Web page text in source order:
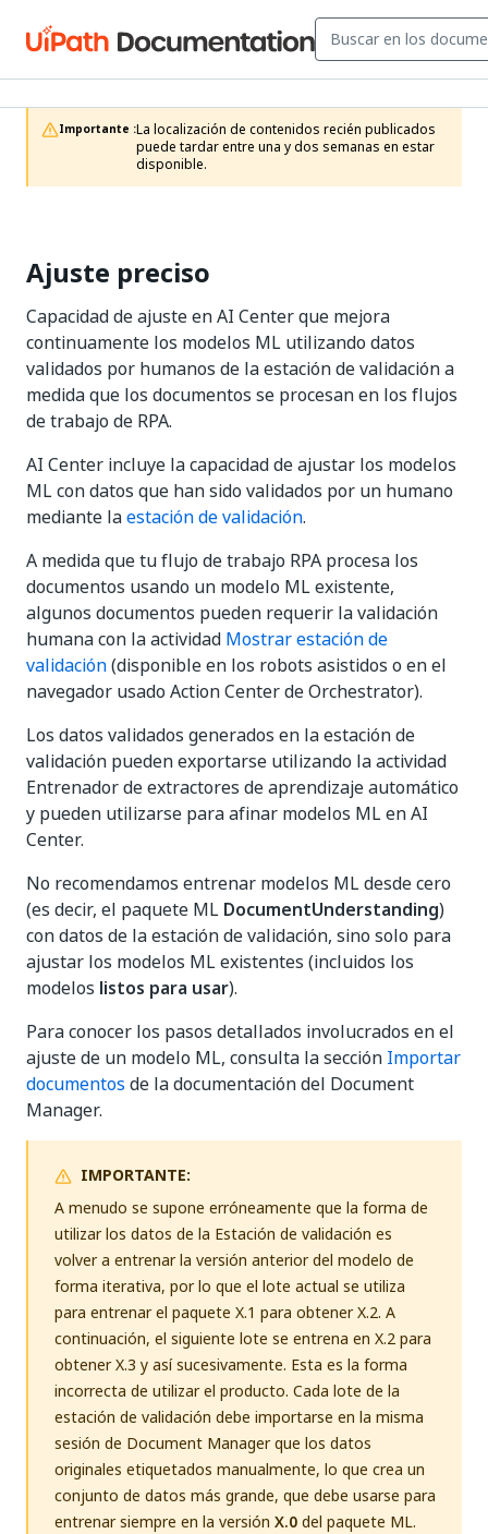
Importante :La localización de contenidos recién publicados
puede tardar entre una y dos semanas en estar
disponible.
Ajuste preciso
Capacidad de ajuste en AI Center que mejora
continuamente los modelos ML utilizando datos
validados por humanos de la estación de validación a
medida que los documentos se procesan en los flujos
de trabajo de RPA.
AI Center incluye la capacidad de ajustar los modelos
ML con datos que han sido validados por un humano
mediante laestación de validación.
A medida que tu flujo de trabajo RPA procesa los
documentos usando un modelo ML existente,
algunos documentos pueden requerir la validación
humana con la actividad Mostrar estación de
validación(disponible en los robots asistidos o en el
navegador usado Action Center de Orchestrator).
Los datos validados generados en la estación de
validación pueden exportarse utilizando la actividad
Entrenador de extractores de aprendizaje automático
y pueden utilizarse para afinar modelos ML en AI
Center.
No recomendamos entrenar modelos ML desde cero
(es decir, el paquete ML DocumentUnderstanding)
con datos de la estación de validación, sino solo para
ajustar los modelos ML existentes (incluidos los
modelos listos para usar).
Para conocer los pasos detallados involucrados en el
ajuste de un modelo ML, consulta la sección Importar
documentos de la documentación del Document
Manager.
IMPORTANTE:
A menudo se supone erróneamente que la forma de
utilizar los datos de la Estación de validación es
volver a entrenar la versión anterior del modelo de
forma iterativa, por lo que el lote actual se utiliza
para entrenar el paquete X.1 para obtener X.2. A
continuación, el siguiente lote se entrena en X.2 para
obtener X.3 y así sucesivamente. Esta es la forma
incorrecta de utilizar el producto. Cada lote de la
estación de validación debe importarse en la misma
sesión de Document Manager que los datos
originales etiquetados manualmente, lo que crea un
conjunto de datos más grande, que debe usarse para
entrenar siempre en la versión X.0del paquete ML.